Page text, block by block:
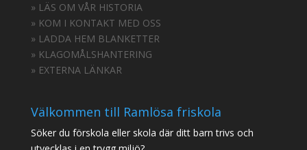
» LÄS OM VÅR HISTORIA
» KOM I KONTAKT MED OSS
» LADDA HEM BLANKETTER
» KLAGOMÅLSHANTERING
» EXTERNA LÄNKAR
Välkommen till Ramlösa friskola
Söker du förskola eller skola där ditt barn trivs och